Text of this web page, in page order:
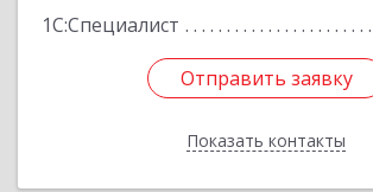
1С:Специалист
Отправить заявку
Показать контакты
Отправить заявку
Назад